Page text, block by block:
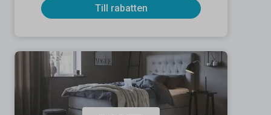
Till rabatten